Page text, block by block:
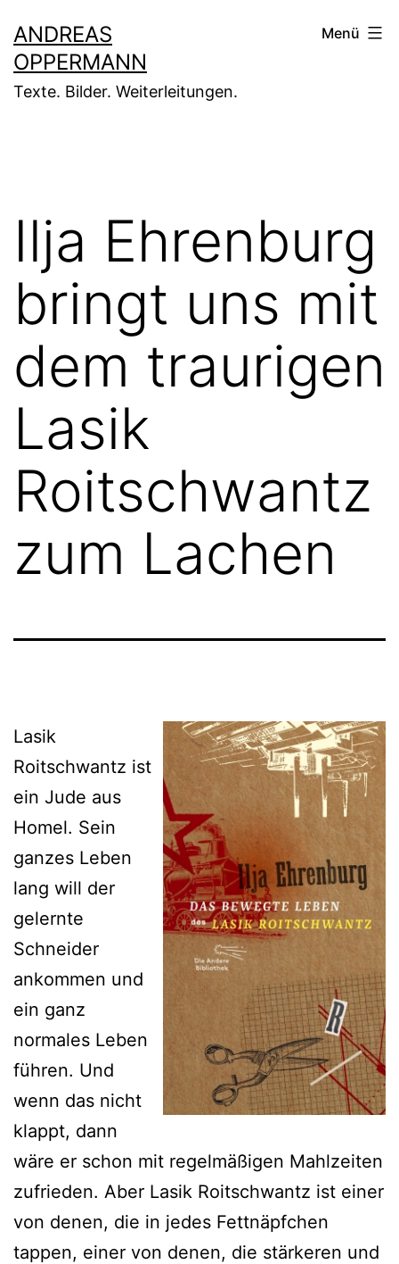
Inhalt
springen
ANDREAS
OPPERMANN
Texte. Bilder. Weiterleitungen.
Menü
Ilja Ehrenburg
bringt uns mit
dem traurigen
Lasik
Roitschwantz
zum Lachen
Lasik
Roitschwantz ist
ein Jude aus
Homel. Sein
ganzes Leben
lang will der
gelernte
Schneider
ankommen und
ein ganz
normales Leben
führen. Und
wenn das nicht
klappt, dann
wäre er schon mit regelmäßigen Mahlzeiten
zufrieden. Aber Lasik Roitschwantz ist einer
von denen, die in jedes Fettnäpfchen
tappen, einer von denen, die stärkeren und